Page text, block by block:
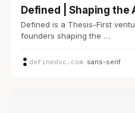
Defined | Shaping the
Defined is a Thesis-First
founders shaping the …
definedvc.com· sans-serif